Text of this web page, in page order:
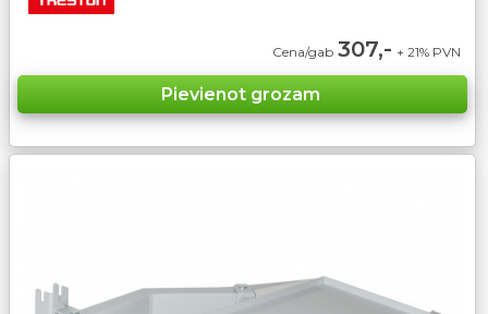
Cena/gab 307,- + 21% PVN